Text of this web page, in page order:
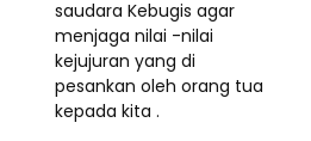
saudara Kebugis agar
menjaga nilai -nilai
kejujuran yang di
pesankan oleh orang tua
kepada kita .